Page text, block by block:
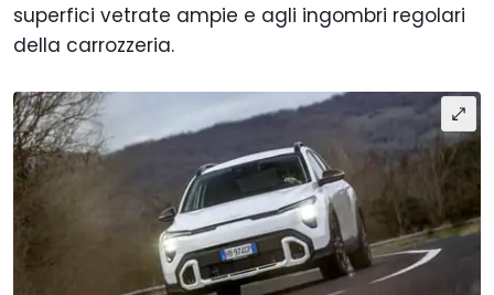
superfici vetrate ampie e agli ingombri regolari
della carrozzeria.